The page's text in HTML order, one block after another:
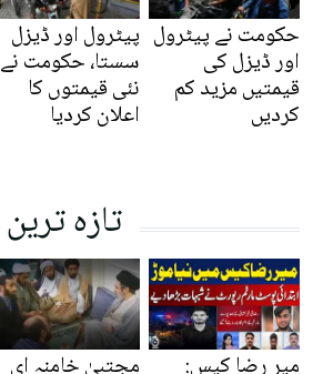
حکومت نے پیٹرول
اور ڈیزل کی
قیمتیں مزید کم
کردیں
پیٹرول اور ڈیزل
سستا، حکومت نے
نئی قیمتوں کا
اعلان کردیا
تازہ ترین